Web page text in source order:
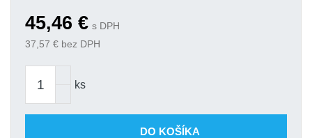
Kalhoty pracovní "ALLROUND
LINE" XL
45,46 € s DPH
37,57 € bez DPH
ks
DO KOŠÍKA